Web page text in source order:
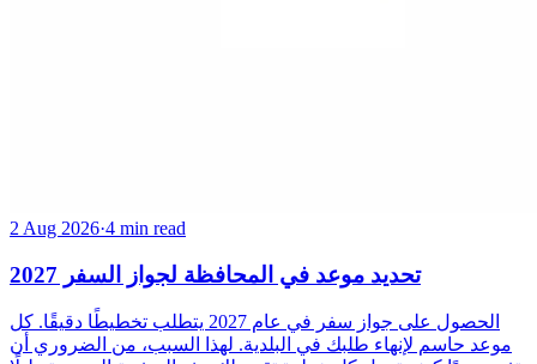
2 Aug 2026·4 min read
تحديد موعد في المحافظة لجواز السفر 2027
الحصول على جواز سفر في عام 2027 يتطلب تخطيطًا دقيقًا. كل
موعد حاسم لإنهاء طلبك في البلدية. لهذا السبب، من الضروري أن